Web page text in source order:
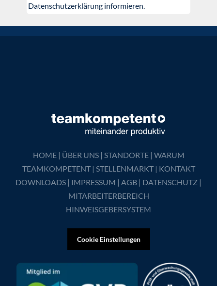
Datenschutzerklärung informieren.
HOME| ÜBER UNS| STANDORTE| WARUM
TEAMKOMPETENT| STELLENMARKT| KONTAKT
DOWNLOADS | IMPRESSUM | AGB | DATENSCHUTZ |
MITARBEITERBEREICH
HINWEISGEBERSYSTEM
Cookie Einstellungen